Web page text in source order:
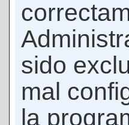
sido
mal
la